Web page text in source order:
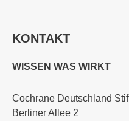
KONTAKT
WISSEN WAS WIRKT
Cochrane Deutschland
Berliner Allee 2